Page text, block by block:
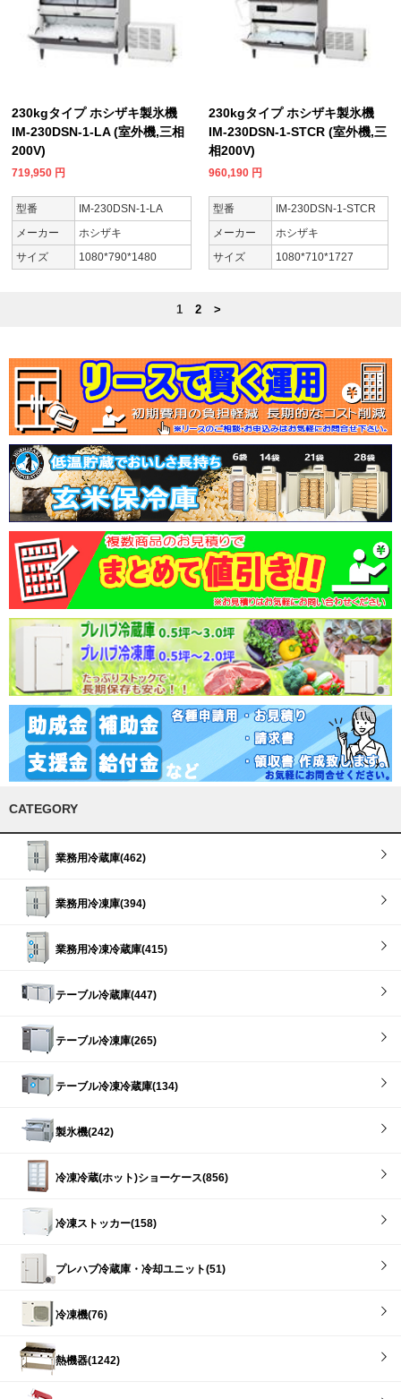
230kgタイプ ホシザキ製氷機
IM-230DSN-1-LA (室外機,三相
200V)
719,950 円
型番
IM-230DSN-1-LA
メーカー
ホシザキ
サイズ
1080*790*1480
230kgタイプ ホシザキ製氷機
IM-230DSN-1-STCR (室外機,三
相200V)
960,190 円
型番
IM-230DSN-1-STCR
メーカー
ホシザキ
サイズ
1080*710*1727
1 2 >
CATEGORY
業務用冷蔵庫(462)
業務用冷凍庫(394)
業務用冷凍冷蔵庫(415)
テーブル冷蔵庫(447)
テーブル冷凍庫(265)
テーブル冷凍冷蔵庫(134)
製氷機(242)
冷凍冷蔵(ホット)ショーケース(856)
冷凍ストッカー(158)
プレハブ冷蔵庫・冷却ユニット(51)
冷凍機(76)
熱機器(1242)